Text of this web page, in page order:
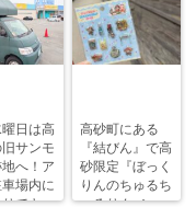
日は高
サンモ
へ！ア
場内に
でキッ
高砂町にある
『結びん』で高
砂限定『ぼっく
りんのちゅるち
ゅるりん♪シー